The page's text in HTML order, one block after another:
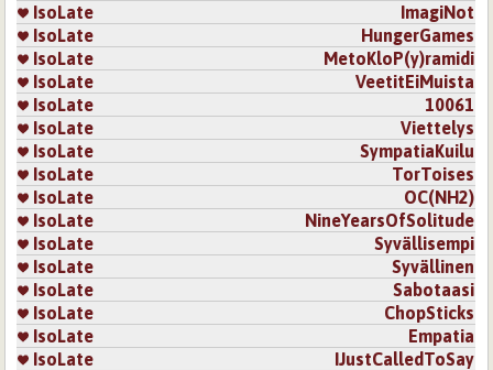
IsoLate
ImagiNot
IsoLate
HungerGames
IsoLate
MetoKloP(y)ramidi
IsoLate
VeetitEiMuista
IsoLate
10061
IsoLate
Viettelys
IsoLate
SympatiaKuilu
IsoLate
TorToises
IsoLate
OC(NH2)
IsoLate
NineYearsOfSolitude
IsoLate
Syvällisempi
IsoLate
Syvällinen
IsoLate
Sabotaasi
IsoLate
ChopSticks
IsoLate
Empatia
IsoLate
IJustCalledToSay